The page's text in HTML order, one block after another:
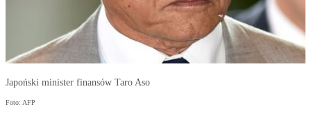
Japoński minister finansów Taro Aso
Foto: AFP